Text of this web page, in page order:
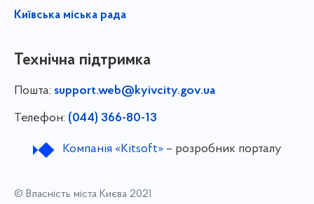
Київська міська рада
Технічна підтримка
Пошта: support.web@kyivcity.gov.ua
Телефон: (044) 366-80-13
Компанія «Kitsoft»– розробник порталу
© Власність міста Києва 2021